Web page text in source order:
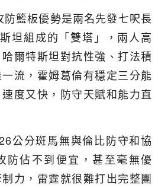
籃板優勢是兩名先發七呎長
坦組成的「雙塔」，兩人高
爾特斯坦對抗性強、打法積
流，霍姆葛倫有穩定三分能
度又快，防守天賦和能力直
公分斑馬無與倫比防守和協
防佔不到便宜，甚至毫無優
力，雷霆就很難打出完整團